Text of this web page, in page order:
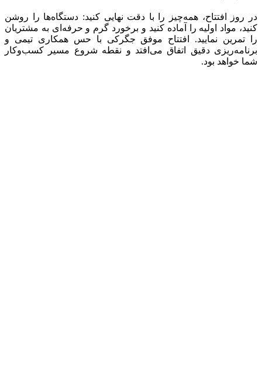
در روز افتتاح، همه‌چیز را با دقت نهایی کنید: دستگاه‌ها را روشن
کنید، مواد اولیه را آماده کنید و برخورد گرم و حرفه‌ای به مشتریان
را تمرین نمایید. افتتاح موفق جگرکی با حس همکاری تیمی و
برنامه‌ریزی دقیق اتفاق می‌افتد و نقطه شروع مسیر کسب‌وکار
شما خواهد بود.